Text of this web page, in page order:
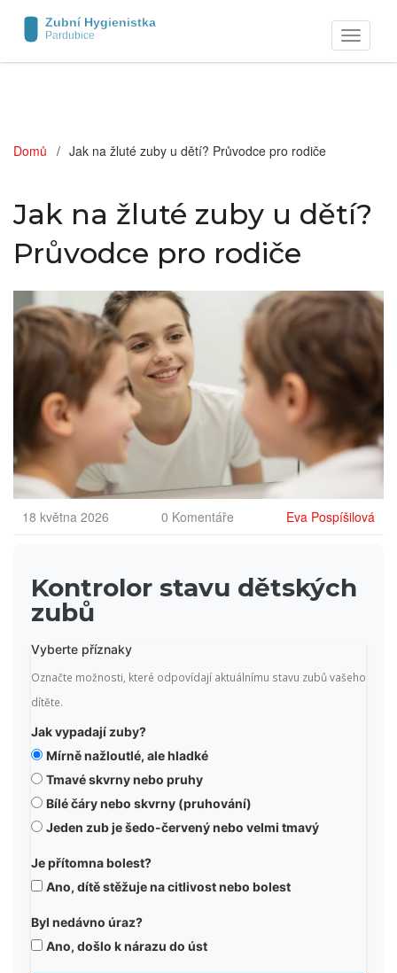
Zobrazit
navigaci
Domů Jak na žluté zuby u dětí? Průvodce pro rodiče
Jak na žluté zuby u dětí?
Průvodce pro rodiče
18 května 2026 0 Komentáře Eva Pospíšilová
Kontrolor stavu dětských
zubů
Vyberte příznaky
Označte možnosti, které odpovídají aktuálnímu stavu zubů vašeho
dítěte.
Jak vypadají zuby?
Mírně nažloutlé, ale hladké
Tmavé skvrny nebo pruhy
Bílé čáry nebo skvrny (pruhování)
Jeden zub je šedo-červený nebo velmi tmavý
Je přítomna bolest?
Ano, dítě stěžuje na citlivost nebo bolest
Byl nedávno úraz?
Ano, došlo k nárazu do úst